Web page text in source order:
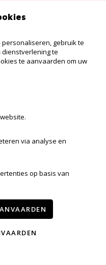
by Whise
gebruik te
te
te aanvaarden om uw
via analyse en
op basis van